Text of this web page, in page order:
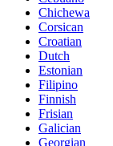
Chichewa
Corsican
Croatian
Dutch
Estonian
Filipino
Finnish
Frisian
Galician
Georgian